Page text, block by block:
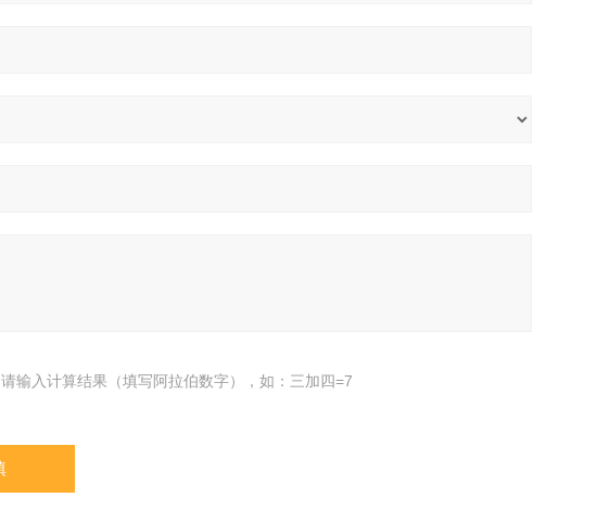
请输入计算结果（填写阿拉伯数字），如：三加四=7